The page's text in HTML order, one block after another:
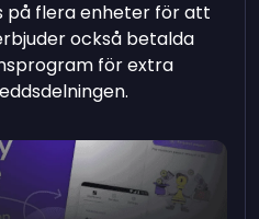
på flera enheter för att
också betalda
för extra